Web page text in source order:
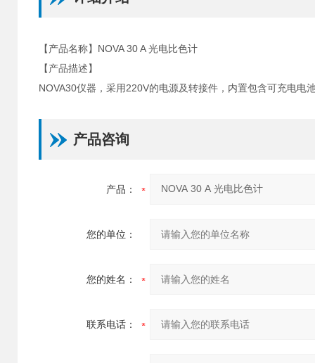
【产品名称】NOVA 30 A 光电比色计
【产品描述】
NOVA30仪器，采用220V的电源及转接件，内置包含可充电
产品咨询
产品：
您的单位：
您的姓名：
联系电话：